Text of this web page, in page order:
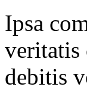
Ipsa
veritatis
debitis